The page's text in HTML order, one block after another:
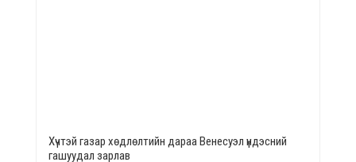
Хүчтэй газар хөдлөлтийн дараа Венесуэл үндэсний
гашуудал зарлав